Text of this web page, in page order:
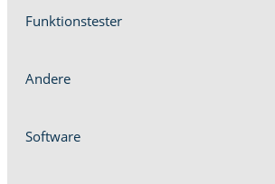
Funk­tion­stester
Andere
Soft­ware